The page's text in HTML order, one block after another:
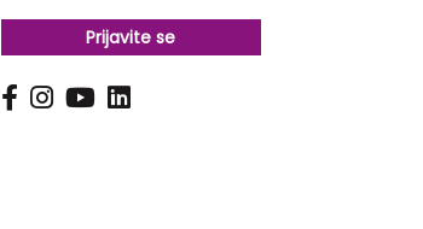
Prijavite se